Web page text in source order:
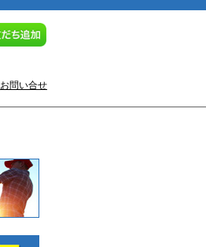
お問い合せ